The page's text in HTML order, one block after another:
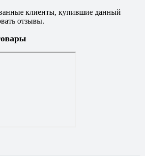
клиенты, купившие данный
отзывы.